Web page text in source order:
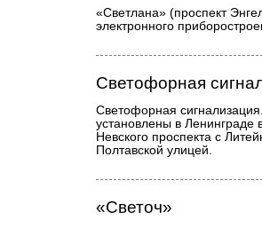
«Светлана» (проспект
электронного
Светофорная
Светофорная
установлены в Ленинграде
Невского проспекта с
Полтавской улицей.
«Светоч»